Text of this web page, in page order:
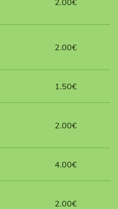
2.00€
1.50€
2.00€
4.00€
2.00€